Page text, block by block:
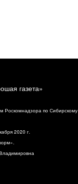
газета»
Роскомнадзора по Сибирскому
2020 г.